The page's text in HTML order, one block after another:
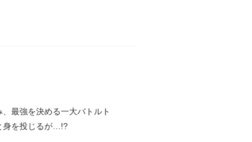
最強を決める一大バトルト
身を投じるが…!?